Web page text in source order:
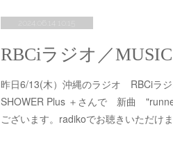
昨日6/13(木）沖縄のラジオ RBCiラ
SHOWER Plus ＋さんで 新曲
ございます。radikoでお聴きいただけ